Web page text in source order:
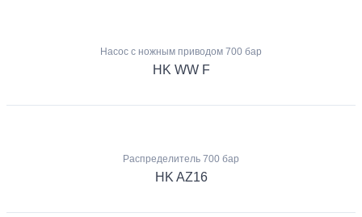
Насос с ножным приводом 700 бар
HK WW F
Распределитель 700 бар
HK AZ16